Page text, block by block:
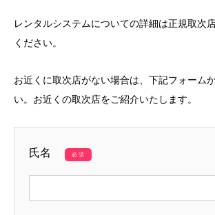
レンタルシステムについての詳細は正規取次
ください。
お近くに取次店がない場合は、下記フォーム
い。お近くの取次店をご紹介いたします。
氏名 必須